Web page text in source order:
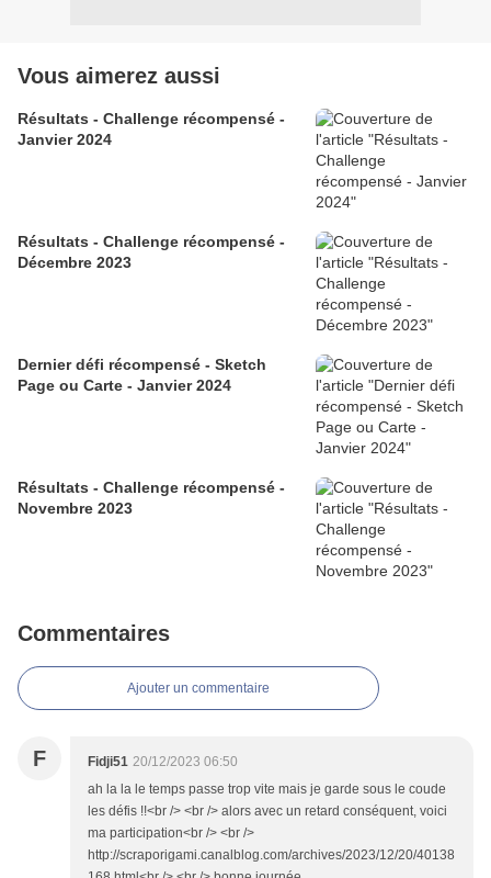
Vous aimerez aussi
Résultats - Challenge récompensé -
Janvier 2024
Résultats - Challenge récompensé -
Décembre 2023
Dernier défi récompensé - Sketch
Page ou Carte - Janvier 2024
Résultats - Challenge récompensé -
Novembre 2023
Commentaires
Ajouter un commentaire
F Fidji51 20/12/2023 06:50
ah la la le temps passe trop vite mais je garde sous le coude
les défis !!<br /> <br /> alors avec un retard conséquent, voici
ma participation<br /> <br />
http://scraporigami.canalblog.com/archives/2023/12/20/40138